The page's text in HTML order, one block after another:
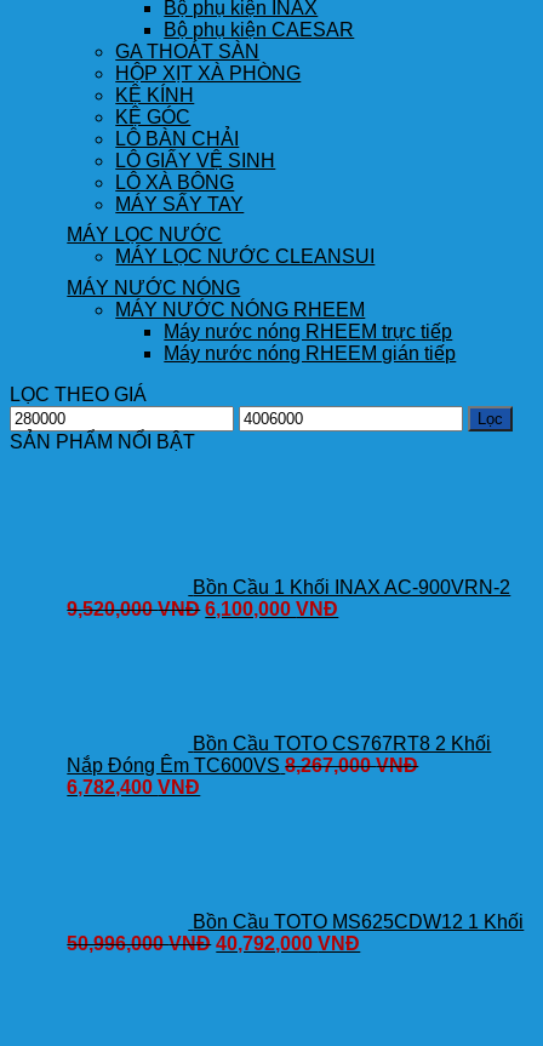
Bộ phụ kiện INAX
Bộ phụ kiện CAESAR
GA THOÁT SÀN
HỘP XỊT XÀ PHÒNG
KỆ KÍNH
KỆ GÓC
LÔ BÀN CHẢI
LÔ GIẤY VỆ SINH
LÔ XÀ BÔNG
MÁY SẤY TAY
MÁY LỌC NƯỚC
MÁY LỌC NƯỚC CLEANSUI
MÁY NƯỚC NÓNG
MÁY NƯỚC NÓNG RHEEM
Máy nước nóng RHEEM trực tiếp
Máy nước nóng RHEEM gián tiếp
LỌC THEO GIÁ
Giá
thấp
Giá
cao
Lọc
SẢN PHẨM NỔI BẬT
Bồn Cầu 1 Khối INAX AC-900VRN-2
9,520,000VNĐ 6,100,000VNĐ
Bồn Cầu TOTO CS767RT8 2 Khối
Nắp Đóng Êm TC600VS 8,267,000VNĐ
6,782,400VNĐ
Bồn Cầu TOTO MS625CDW12 1 Khối
50,996,000VNĐ 40,792,000VNĐ